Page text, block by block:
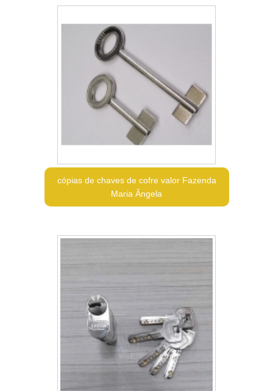
cópias de chaves de cofre valor Fazenda
Maria Ângela